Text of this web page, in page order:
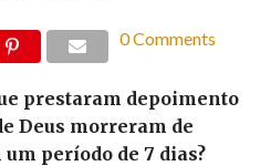
0 Comments
prestaram depoimento
Deus morreram de
período de 7 dias?